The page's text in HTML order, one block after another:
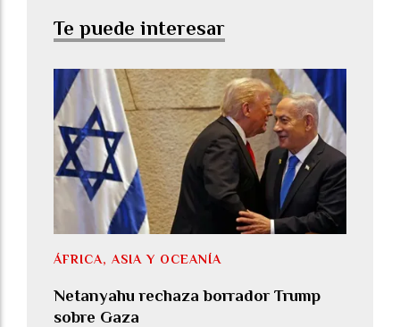
Te puede interesar
Netanyahu rechaza borrador Trump
sobre Gaza
ÁFRICA, ASIA Y OCEANÍA